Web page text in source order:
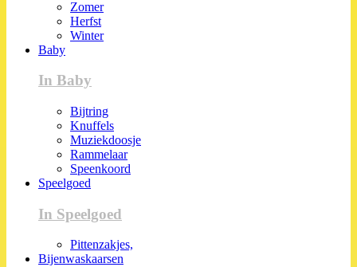
Zomer
Herfst
Winter
Baby
In Baby
Bijtring
Knuffels
Muziekdoosje
Rammelaar
Speenkoord
Speelgoed
In Speelgoed
Pittenzakjes,
Bijenwaskaarsen